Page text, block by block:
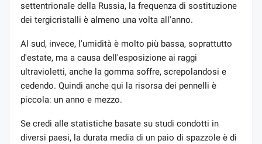
settentrionale della Russia, la frequenza di sostituzione
dei tergicristalli è almeno una volta all'anno.
Al sud, invece, l'umidità è molto più bassa, soprattutto
d'estate, ma a causa dell'esposizione ai raggi
ultravioletti, anche la gomma soffre, screpolandosi e
cedendo. Quindi anche qui la risorsa dei pennelli è
piccola: un anno e mezzo.
Se credi alle statistiche basate su studi condotti in
diversi paesi, la durata media di un paio di spazzole è di